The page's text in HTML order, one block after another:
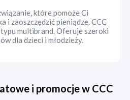
które pomoże Ci
i zaoszczędzić pieniądze. CCC
multibrand. Oferuje szeroki
dla dzieci i młodzieży.
i promocje w CCC